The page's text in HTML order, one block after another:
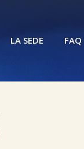
LA SEDE FAQ